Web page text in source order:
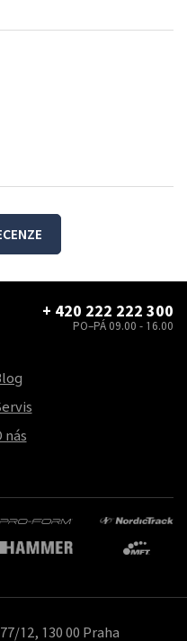
+ 420 222 222 300
PO–PÁ 09.00 - 16.00
nás
12, 130 00 Praha